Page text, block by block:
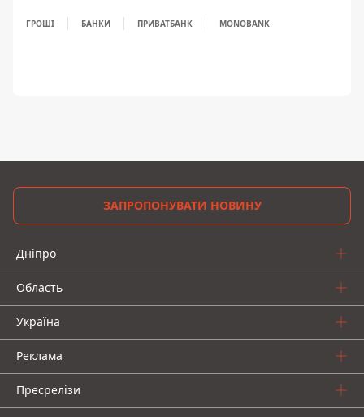
ГРОШІ БАНКИ ПРИВАТБАНК MONOBANK
ЗАПРОПОНУВАТИ НОВИНУ
Дніпро
Область
Україна
Реклама
Пресрелізи